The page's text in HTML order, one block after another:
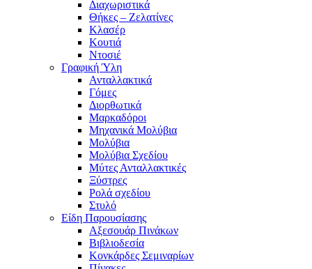
Διαχωριστικά
Θήκες – Ζελατίνες
Κλασέρ
Κουτιά
Ντοσιέ
Γραφική Ύλη
Ανταλλακτικά
Γόμες
Διορθωτικά
Μαρκαδόροι
Μηχανικά Μολύβια
Μολύβια
Μολύβια Σχεδίου
Μύτες Ανταλλακτικές
Ξύστρες
Ρολά σχεδίου
Στυλό
Είδη Παρουσίασης
Αξεσουάρ Πινάκων
Βιβλιοδεσία
Κονκάρδες Σεμιναρίων